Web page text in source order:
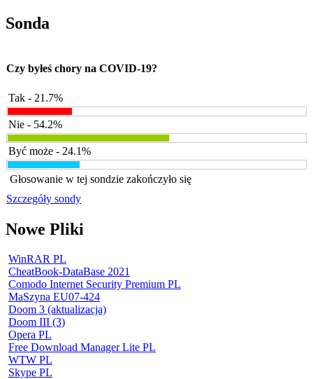
Sonda
Czy byłeś chory na COVID-19?
Tak - 21.7%
Nie - 54.2%
Być może - 24.1%
Głosowanie w tej sondzie zakończyło się
Szczegóły sondy
Nowe Pliki
WinRAR PL
CheatBook-DataBase 2021
Comodo Internet Security Premium PL
MaSzyna EU07-424
Doom 3 (aktualizacja)
Doom III (3)
Opera PL
Free Download Manager Lite PL
WTW PL
Skype PL